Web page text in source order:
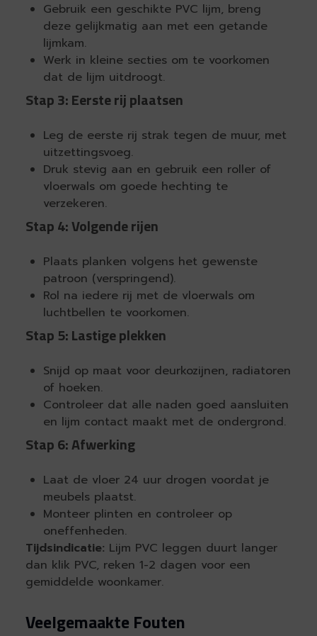
Gebruik een geschikte PVC lijm, breng
deze gelijkmatig aan met een getande
lijmkam.
Werk in kleine secties om te voorkomen
dat de lijm uitdroogt.
Stap 3: Eerste rij plaatsen
Leg de eerste rij strak tegen de muur, met
uitzettingsvoeg.
Druk stevig aan en gebruik een roller of
vloerwals om goede hechting te
verzekeren.
Stap 4: Volgende rijen
Plaats planken volgens het gewenste
patroon (verspringend).
Rol na iedere rij met de vloerwals om
luchtbellen te voorkomen.
Stap 5: Lastige plekken
Snijd op maat voor deurkozijnen, radiatoren
of hoeken.
Controleer dat alle naden goed aansluiten
en lijm contact maakt met de ondergrond.
Stap 6: Afwerking
Laat de vloer 24 uur drogen voordat je
meubels plaatst.
Monteer plinten en controleer op
oneffenheden.
Tijdsindicatie: Lijm PVC leggen duurt langer
dan klik PVC, reken 1-2 dagen voor een
gemiddelde woonkamer.
Veelgemaakte Fouten